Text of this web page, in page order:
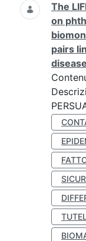
The
on
pairs